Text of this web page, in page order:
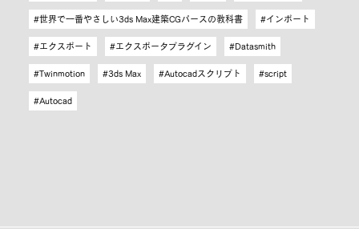
世界で一番やさしい3ds Max建築CGパースの教科書 インポート
エクスポート エクスポータプラグイン Datasmith
Twinmotion 3ds Max Autocadスクリプト script
Autocad